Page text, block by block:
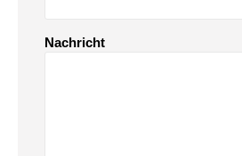
Nachricht